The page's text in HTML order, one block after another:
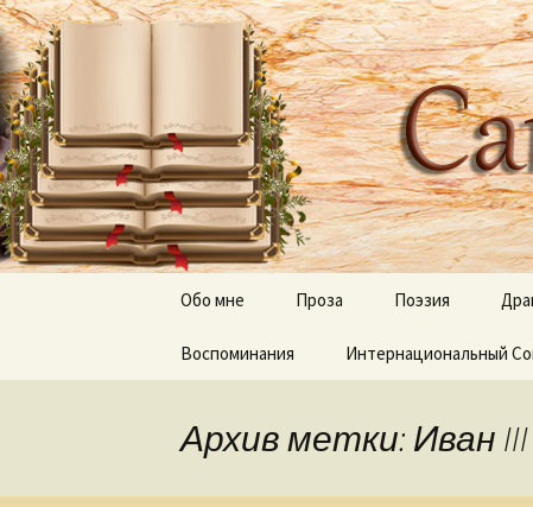
Перейти
к
содержимому
Сайт
Творческое
Обо мне Проза
Дерево апостола Луки
Поэзия
Отражения, тени
Воспоминания Интернациональный
Архив метки: Иван III